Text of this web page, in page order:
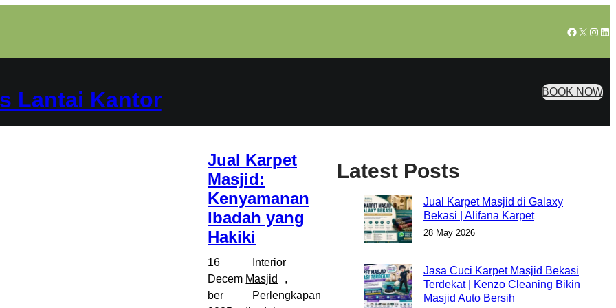
Facebook
X
Lantai Kantor BOOK NOW
Jual Karpet
Masjid:
Kenyamanan
Ibadah yang
Hakiki
16
Decem
ber
Interior
Masjid
Perlengkapan
Latest Posts
Jual Karpet Masjid di Galaxy
Bekasi | Alifana Karpet
28 May 2026
Jasa Cuci Karpet Masjid Bekasi
Terdekat | Kenzo Cleaning Bikin
Masjid Auto Bersih